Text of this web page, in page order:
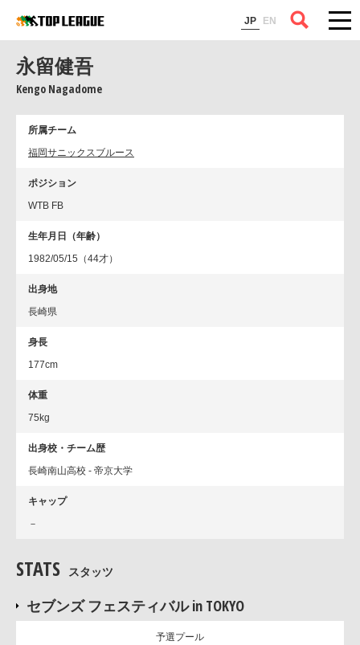
JP EN
コラム
永留健吾
Kengo Nagadome
所属チーム
福岡サニックスブルース
ポジション
WTB FB
生年月日（年齢）
1982/05/15（44才）
出身地
長崎県
身長
177cm
体重
75kg
出身校・チーム歴
長崎南山高校 - 帝京大学
キャップ
－
STATS スタッツ
セブンズ フェスティバル in TOKYO
予選プール